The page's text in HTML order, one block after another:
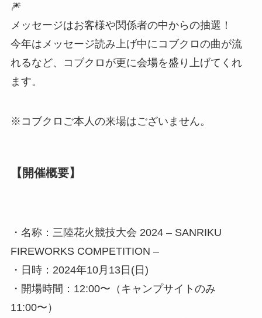
🎆
メッセージはお客様や関係者の中からの抽選！
今年はメッセージ読み上げ中にコブクロの曲が流
れるなど、コブクロが更に会場を盛り上げてくれ
ます。
※コブクロご本人の来場はございません。
【開催概要】
・名称：三陸花火競技大会 2024 – SANRIKU
FIREWORKS COMPETITION –
・日時：2024年10月13日(日)
・開場時間：12:00〜（キャンプサイトのみ
11:00〜）